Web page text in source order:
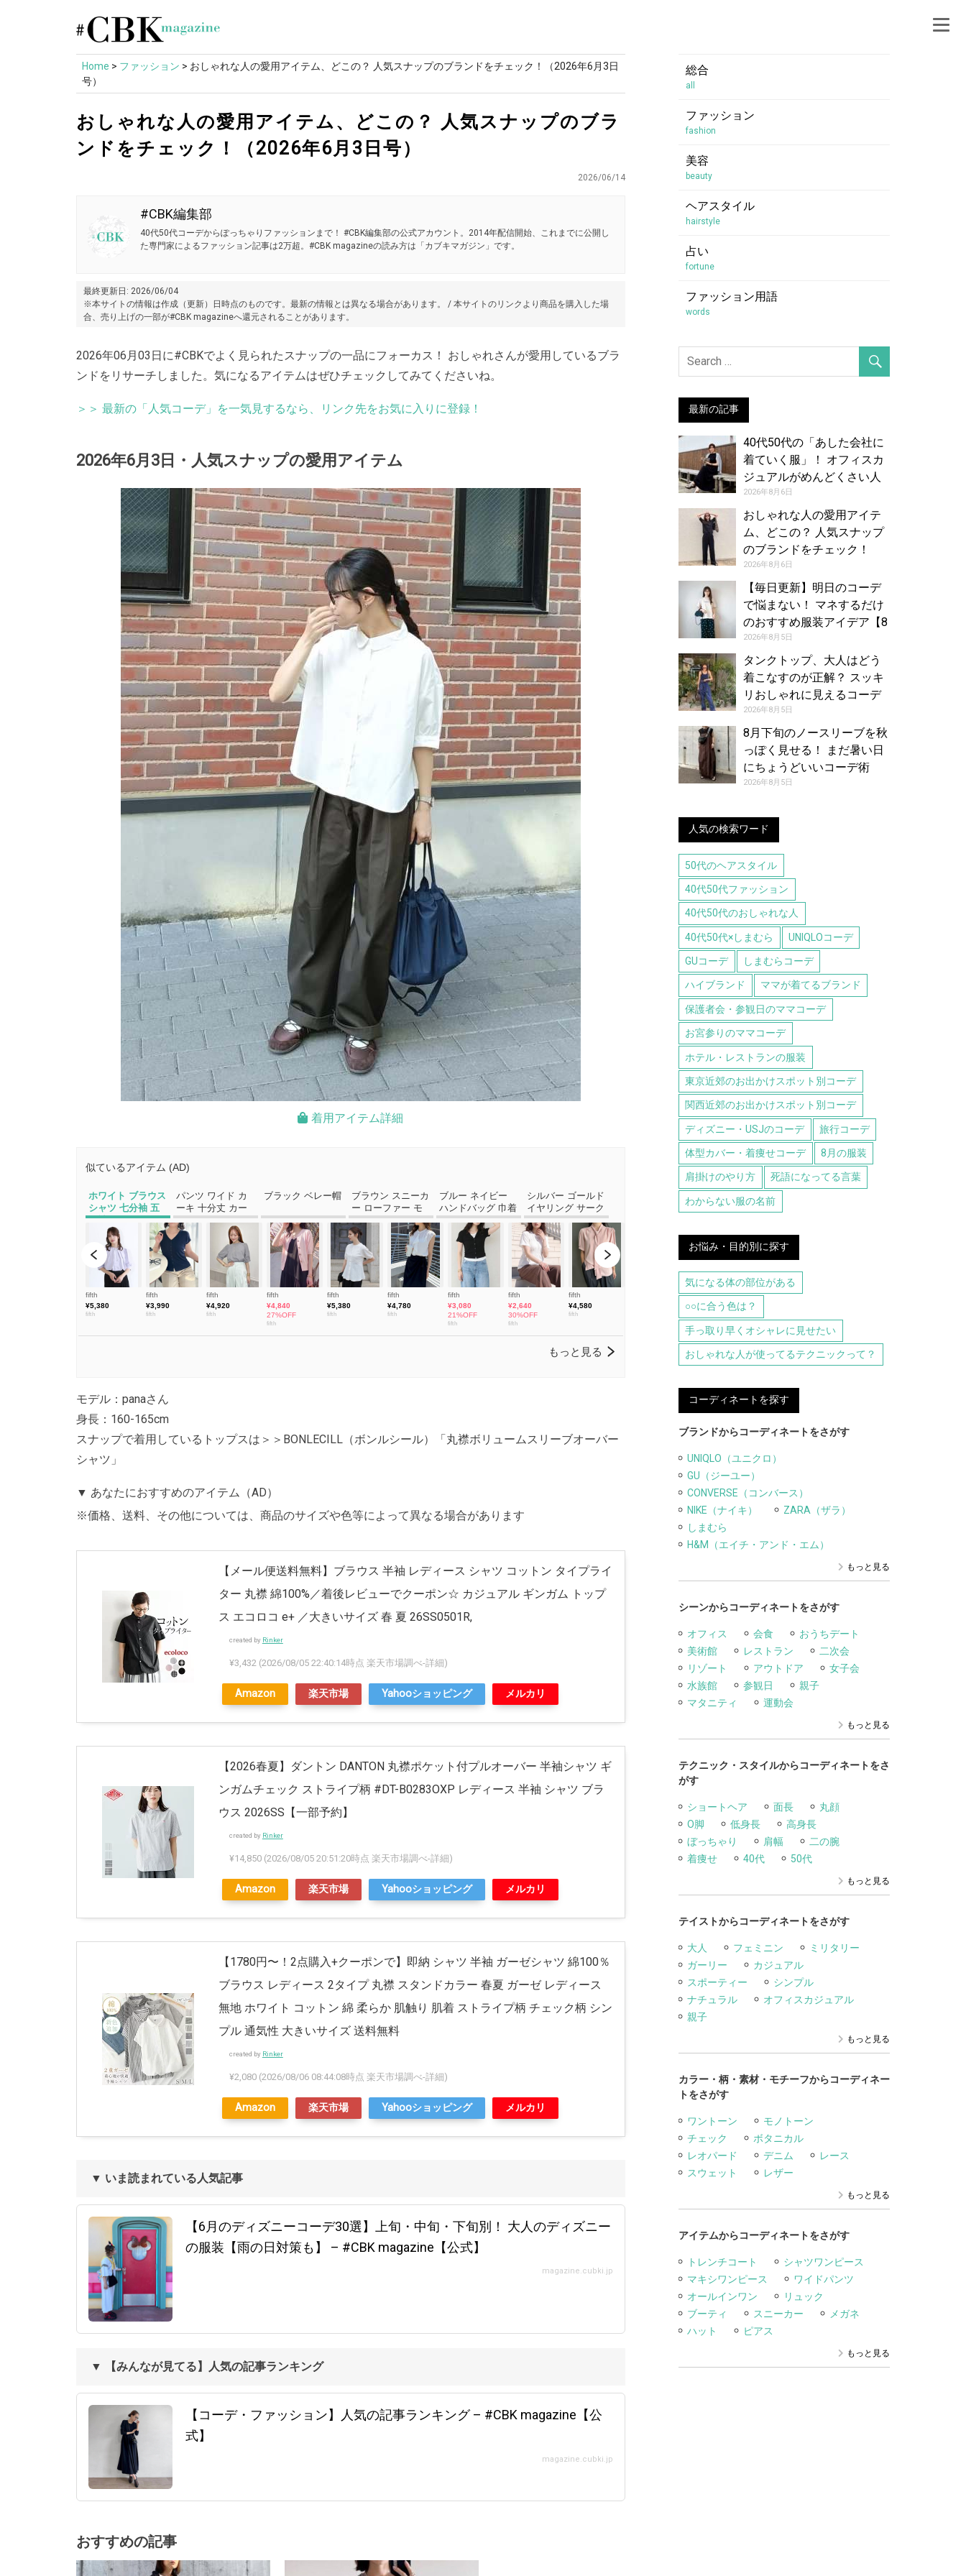
content
Home > ファッション > おしゃれな人の愛用アイテム、どこの？ 人気スナップのブランドをチェック！（2026年6月3日
号）
おしゃれな人の愛用アイテム、どこの？ 人気スナップのブラ
ンドをチェック！（2026年6月3日号）
2026/06/14
#CBK編集部
40代50代コーデからぽっちゃりファッションまで！ #CBK編集部の公式アカウント。2014年配信開始、これまでに公開し
た専門家によるファッション記事は2万超。#CBK magazineの読み方は「カブキマガジン」です。
最終更新日: 2026/06/04
※本サイトの情報は作成（更新）日時点のものです。最新の情報とは異なる場合があります。 / 本サイトのリンクより商品を購入した場
合、売り上げの一部が#CBK magazineへ還元されることがあります。
2026年06月03日に#CBKでよく見られたスナップの一品にフォーカス！ おしゃれさんが愛用しているブラ
ンドをリサーチしました。気になるアイテムはぜひチェックしてみてくださいね。
＞＞ 最新の「人気コーデ」を一気見するなら、リンク先をお気に入りに登録！
2026年6月3日・人気スナップの愛用アイテム
着用アイテム詳細
モデル：panaさん
身長：160-165cm
スナップで着用しているトップスは＞＞BONLECILL（ボンルシール）「丸襟ボリュームスリーブオーバー
シャツ」
▼ あなたにおすすめのアイテム（AD）
※価格、送料、その他については、商品のサイズや色等によって異なる場合があります
【メール便送料無料】ブラウス 半袖 レディース シャツ コットン タイプライ
ター 丸襟 綿100%／着後レビューでクーポン☆ カジュアル ギンガム トップ
ス エコロコ e+ ／大きいサイズ 春 夏 26SS0501R,
created by Rinker
¥3,432 (2026/08/05 22:40:14時点 楽天市場調べ-詳細)
Amazon 楽天市場 Yahooショッピング メルカリ
【2026春夏】ダントン DANTON 丸襟ポケット付プルオーバー 半袖シャツ ギ
ンガムチェック ストライプ柄 #DT-B0283OXP レディース 半袖 シャツ ブラ
ウス 2026SS【一部予約】
created by Rinker
¥14,850 (2026/08/05 20:51:20時点 楽天市場調べ-詳細)
Amazon 楽天市場 Yahooショッピング メルカリ
【1780円〜！2点購入+クーポンで】即納 シャツ 半袖 ガーゼシャツ 綿100％
ブラウス レディース 2タイプ 丸襟 スタンドカラー 春夏 ガーゼ レディース
無地 ホワイト コットン 綿 柔らか 肌触り 肌着 ストライプ柄 チェック柄 シン
プル 通気性 大きいサイズ 送料無料
created by Rinker
¥2,080 (2026/08/06 08:44:08時点 楽天市場調べ-詳細)
Amazon 楽天市場 Yahooショッピング メルカリ
▼ いま読まれている人気記事
【6月のディズニーコーデ30選】上旬・中旬・下旬別！ 大人のディズニー
の服装【雨の日対策も】 – #CBK magazine【公式】
magazine.cubki.jp
▼ 【みんなが見てる】人気の記事ランキング
【コーデ・ファッション】人気の記事ランキング – #CBK magazine【公
式】
magazine.cubki.jp
おすすめの記事
総合
all
ファッション
fashion
美容
beauty
ヘアスタイル
hairstyle
占い
fortune
ファッション用語
words
最新の記事
40代50代の「あした会社に
着ていく服」！ オフィスカ
ジュアルがめんどくさい人
のお手本コーデ【8月7日
夏】
2026年8月6日
おしゃれな人の愛用アイテ
ム、どこの？ 人気スナップ
のブランドをチェック！
（2026年7月26日号）
2026年8月6日
【毎日更新】明日のコーデ
で悩まない！ マネするだけ
のおすすめ服装アイデア【8
月6日夏】
2026年8月5日
タンクトップ、大人はどう
着こなすのが正解？ スッキ
リおしゃれに見えるコーデ
アイデア【レディース】
2026年8月5日
8月下旬のノースリーブを秋
っぽく見せる！ まだ暑い日
にちょうどいいコーデ術
2026年8月5日
人気の検索ワード
50代のヘアスタイル
40代50代ファッション
40代50代のおしゃれな人
40代50代×しまむら UNIQLOコーデ
GUコーデ しまむらコーデ
ハイブランド ママが着てるブランド
保護者会・参観日のママコーデ
お宮参りのママコーデ
ホテル・レストランの服装
東京近郊のお出かけスポット別コーデ
関西近郊のお出かけスポット別コーデ
ディズニー・USJのコーデ 旅行コーデ
体型カバー・着痩せコーデ 8月の服装
肩掛けのやり方 死語になってる言葉
わからない服の名前
お悩み・目的別に探す
気になる体の部位がある
○○に合う色は？
手っ取り早くオシャレに見せたい
おしゃれな人が使ってるテクニックって？
コーディネートを探す
ブランドからコーディネートをさがす
UNIQLO（ユニクロ）
GU（ジーユー）
CONVERSE（コンバース）
NIKE（ナイキ）
ZARA（ザラ）
しまむら
H&M（エイチ・アンド・エム）
もっと見る
シーンからコーディネートをさがす
オフィス 会食
おうちデート
美術館
レストラン
二次会
リゾート
アウトドア
女子会
水族館
参観日
親子
マタニティ
運動会
もっと見る
テクニック・スタイルからコーディネートをさ
がす
ショートヘア 面長
丸顔
O脚
低身長
高身長
ぼっちゃり
肩幅
二の腕
着痩せ
40代 50代
もっと見る
テイストからコーディネートをさがす
大人 フェミニン
ミリタリー
ガーリー
カジュアル
スポーティー
シンプル
ナチュラル
オフィスカジュアル
親子
もっと見る
カラー・柄・素材・モチーフからコーディネー
トをさがす
ワントーン
モノトーン
チェック
ボタニカル
レオパード
デニム
レース
スウェット
レザー
もっと見る
アイテムからコーディネートをさがす
トレンチコート
シャツワンピース
マキシワンピース
ワイドパンツ
オールインワン
リュック
ブーティ
スニーカー
メガネ
ハット
ピアス
もっと見る